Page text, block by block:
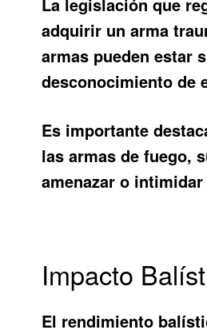
adquirir un arma
armas pueden estar
desconocimiento de
Es importante
las armas de fuego,
amenazar o
Impacto
El rendimiento